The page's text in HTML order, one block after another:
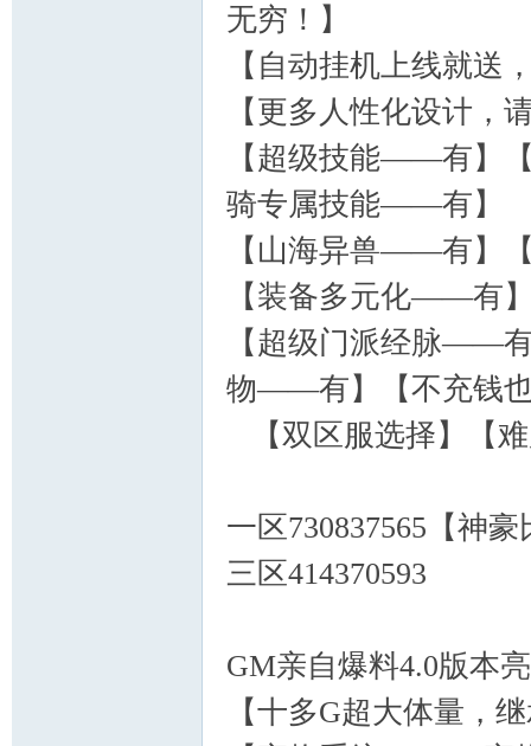
无穷！】
【自动挂机上线就送
【更多人性化设计，
【超级技能——有】
骑专属技能——有】
【山海异兽——有】
【装备多元化——有
【超级门派经脉——
物——有】【不充钱
【双区服选择】【
一区730837565【神
三区414370593
GM亲自爆料4.0版本
【十多G超大体量，